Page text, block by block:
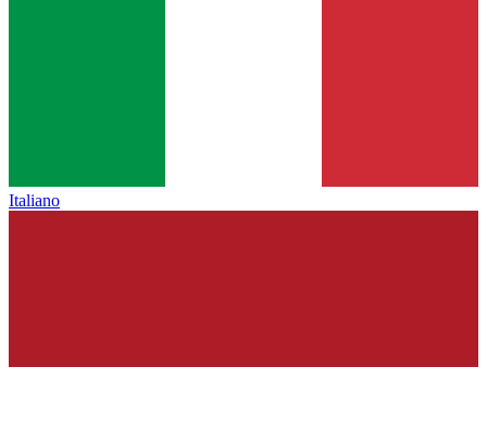
Italiano